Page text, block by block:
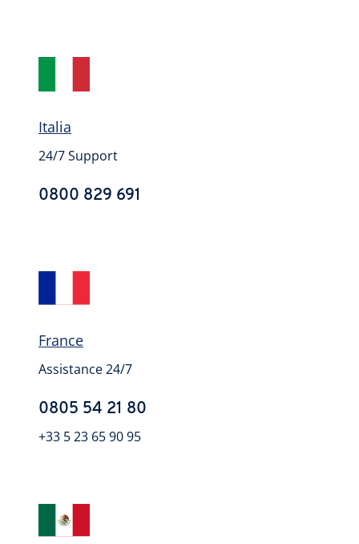
Italia
24/7 Support
0800 829 691
France
Assistance 24/7
0805 54 21 80
+33 5 23 65 90 95